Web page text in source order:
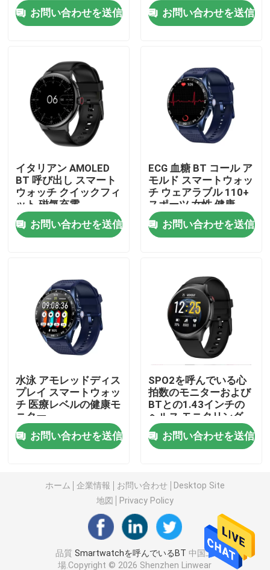
わたしたち に つい て
工場 ツアー
品質管理
連絡 ください
ニュース
Smartwatchを呼んでいるBT
AMOLEDスマートウォッチ
男女兼用のスマートな腕時計
丸型のスマートな腕時計
正方形はスマートな腕時計を形づける
古典的な様式Smartwatch
スポーツのBluetoothのスマートな腕時計
Simカード スマートな腕時計
お問い合わせを送信
お問い合わせを送信
イタリアン AMOLED
BT 呼び出し スマート
ウォッチ クイックフィ
ット 磁気充電
お問い合わせを送信
ECG 血糖 BT コール ア
モルド スマートウォッ
チ ウェアラブル 110+
スポーツ 女性 健康
お問い合わせを送信
水泳 アモレッドディス
プレイ スマートウォッ
チ 医療レベルの健康モ
ニター
お問い合わせを送信
SPO2を呼んでいる心
拍数のモニターおよび
BTとの1.43インチの
ヘルス モニタリング
Smartwatch
お問い合わせを送信
ホーム 企業情報 お問い合わせ
Desktop Site
地図
Privacy Policy
品質Smartwatchを呼んでいるBT 中国工
場.Copyright © 2026 Shenzhen Linwear